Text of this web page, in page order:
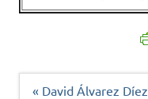
Navegación
« David Álvarez Díez